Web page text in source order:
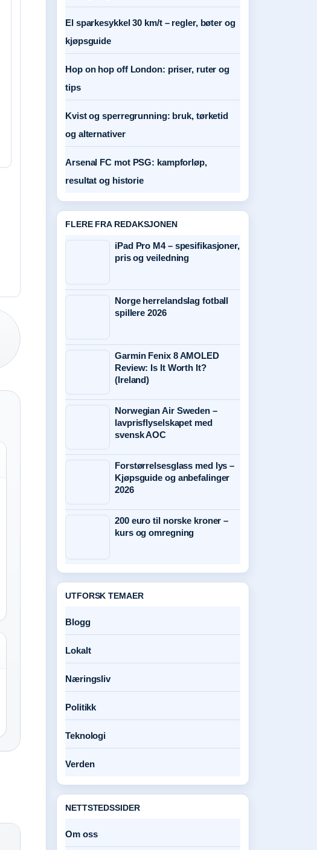
El sparkesykkel 30 km/t – regler, bøter og
kjøpsguide
Hop on hop off London: priser, ruter og
tips
Kvist og sperregrunning: bruk, tørketid
og alternativer
Arsenal FC mot PSG: kampforløp,
resultat og historie
FLERE FRA REDAKSJONEN
iPad Pro M4 – spesifikasjoner,
pris og veiledning
Norge herrelandslag fotball
spillere 2026
Garmin Fenix 8 AMOLED
Review: Is It Worth It?
(Ireland)
Norwegian Air Sweden –
lavprisflyselskapet med
svensk AOC
Forstørrelsesglass med lys –
Kjøpsguide og anbefalinger
2026
200 euro til norske kroner –
kurs og omregning
UTFORSK TEMAER
Blogg
Lokalt
Næringsliv
Politikk
Teknologi
Verden
NETTSTEDSSIDER
Om oss